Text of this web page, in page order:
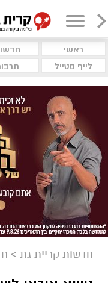
ראשי
לייף סטייל
חדשות קריית גת >